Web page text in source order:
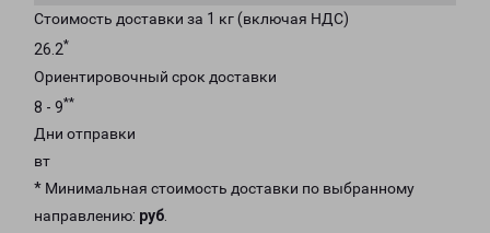
Стоимость доставки за 1 кг (включая НДС)
26.2*
Ориентировочный срок доставки
8 - 9**
Дни отправки
вт
* Минимальная стоимость доставки по выбранному
направлению: руб.